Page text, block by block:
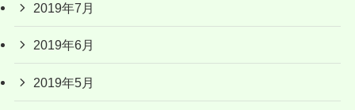
2019年7月
2019年6月
2019年5月